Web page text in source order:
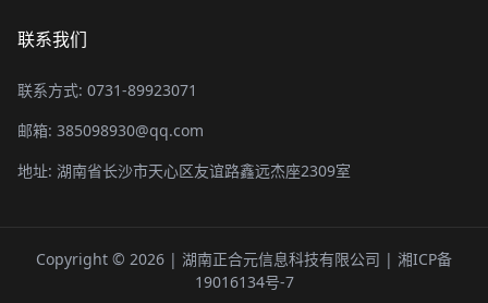
联系我们
联系方式: 0731-89923071
邮箱: 385098930@qq.com
地址: 湖南省长沙市天心区友谊路鑫远杰座2309室
Copyright © 2026 | 湖南正合元信息科技有限公司 | 湘ICP备
19016134号-7